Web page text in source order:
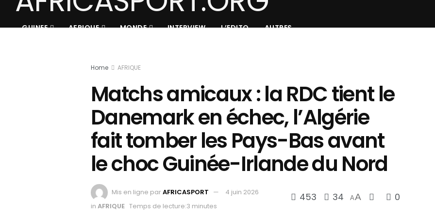
GUINEE AFRIQUE MONDE INTERVIEW L’EDITO AUTRES
Home AFRIQUE
Matchs amicaux : la RDC tient le
Danemark en échec, l’Algérie
fait tomber les Pays-Bas avant
le choc Guinée-Irlande du Nord
Mis en ligne parAFRICASPORT
4 juin 2026
in AFRIQUE Temps de lecture:3 minutes
453 34 AA 0